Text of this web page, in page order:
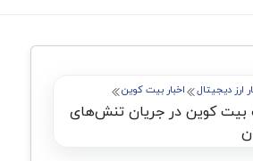
ارز دیجیتال اخبار بیت کوین
کوین در جریان تنش‌های